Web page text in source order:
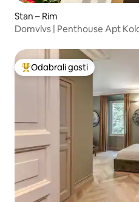
Stan – Rim
Domvlvs | Penthouse Apt
Među najviše rangiranima s
Odabrali gosti